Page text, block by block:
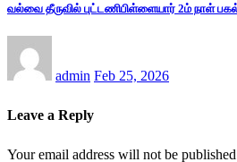
வல்வை தீருவில் புட்டணிபிள்ளையார் 2ம் நாள் பகல்
admin Feb 25, 2026
Leave a Reply
Your email address will not be